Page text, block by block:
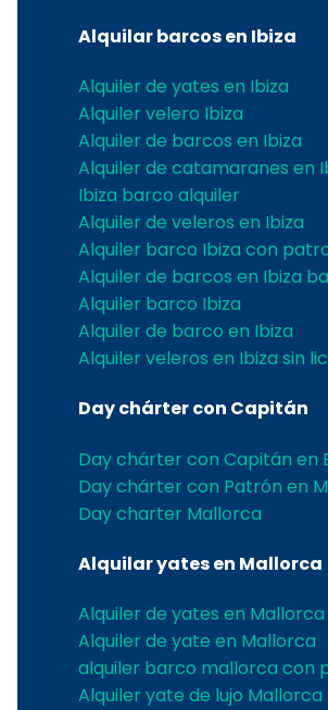
Alquilar barcos en Ibiza
Alquiler de yates en Ibiza
Alquiler velero Ibiza
Alquiler de barcos en Ibiza
Alquiler de catamaranes en
Ibiza barco alquiler
Alquiler de veleros en Ibiza
Alquiler barco Ibiza con
Alquiler de barcos en Ibiza
Alquiler barco Ibiza
Alquiler de barco en Ibiza
Alquiler veleros en Ibiza sin
Day chárter con Capitán
Day chárter con Capitán en
Day chárter con Patrón en
Day charter Mallorca
Alquilar yates en Mallorca
Alquiler de yates en Mallorca
Alquiler de yate en Mallorca
alquiler barco mallorca con
Alquiler yate de lujo Mallorca